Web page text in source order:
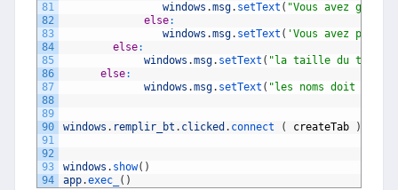
81
82
83
84
85
86
87
88
89
90
91
92
93
94
windows .msg. setText ( "Vous avez gagne"
else:
windows .msg. setText ( 'Vous avez
else:
windows .msg. setText ( "la taille du
else:
windows .msg. setText ( "les noms doit etre
windows . remplir_bt . clicked . connect ( createTab )
windows . show( )
app.exec_ ( )